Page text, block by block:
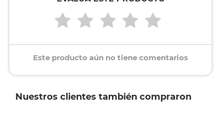
Este producto aún no tiene comentarios
Nuestros clientes también compraron